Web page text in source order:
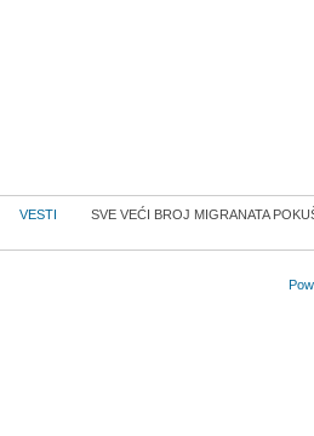
VESTI
SVE VEĆI BROJ MIGRANATA